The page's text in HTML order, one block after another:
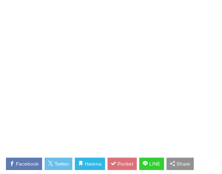
Facebook Twitter Hatena Pocket LINE Share